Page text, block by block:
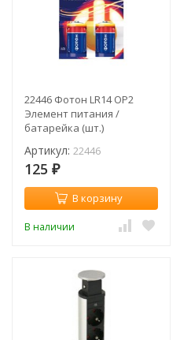
22446 Фотон LR14 OP2
Элемент питания /
батарейка (шт.)
Артикул: 22446
125 ₽
В корзину
В наличии